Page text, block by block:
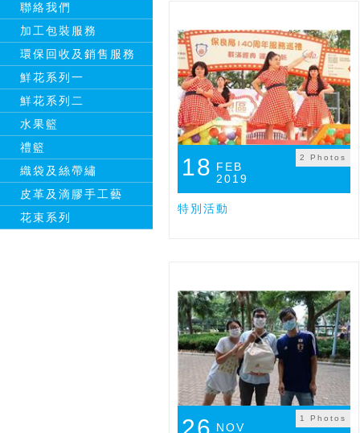
聯絡我們
加工包裝服務
環保回收及銷售服務
鮮花系列一
鮮花系列二
水果籃
禮籃
織袋及絲帶繡
皮革及滴膠手工藝
花束系列
18 FEB
2019
2 Photos
特別活動
NOV
1 Photos